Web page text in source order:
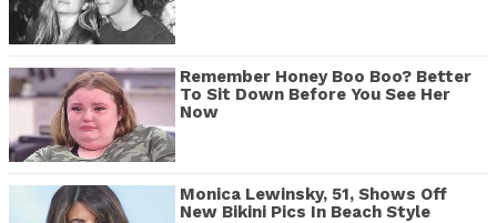
Remember Honey Boo Boo? Better
To Sit Down Before You See Her
Now
Monica Lewinsky, 51, Shows Off
New Bikini Pics In Beach Style